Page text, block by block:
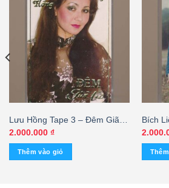
Lưu Hồng Tape 3 – Đêm Giã
Từ (KGTUS)
2.000.000 ₫
Thêm vào giỏ
Bích
Khúc
(Băng